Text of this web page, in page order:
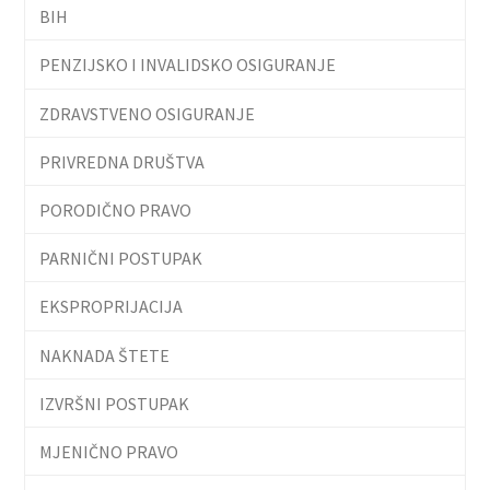
BIH
PENZIJSKO I INVALIDSKO OSIGURANJE
ZDRAVSTVENO OSIGURANJE
PRIVREDNA DRUŠTVA
PORODIČNO PRAVO
PARNIČNI POSTUPAK
EKSPROPRIJACIJA
NAKNADA ŠTETE
IZVRŠNI POSTUPAK
MJENIČNO PRAVO